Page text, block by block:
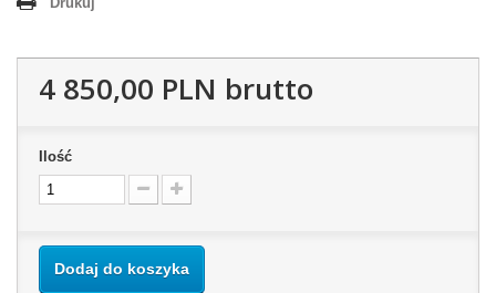
4 850,00 PLN brutto
Ilość
Dodaj do koszyka